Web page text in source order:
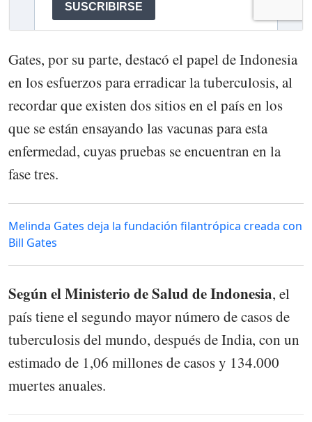
Gates, por su parte, destacó el papel de Indonesia
en los esfuerzos para erradicar la tuberculosis, al
recordar que existen dos sitios en el país en los
que se están ensayando las vacunas para esta
enfermedad, cuyas pruebas se encuentran en la
fase tres.
Melinda Gates deja la fundación filantrópica creada con
Bill Gates
Según el Ministerio de Salud de Indonesia, el
país tiene el segundo mayor número de casos de
tuberculosis del mundo, después de India, con un
estimado de 1,06 millones de casos y 134.000
muertes anuales.